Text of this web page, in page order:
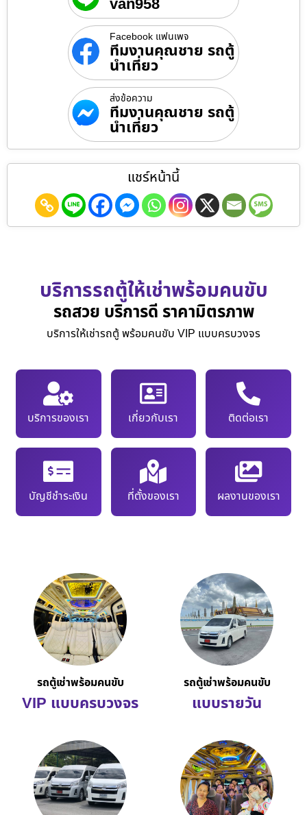
Facebook แฟนเพจ
ทีมงานคุณชาย รถตู้
นำเที่ยว
ส่งข้อความ
ทีมงานคุณชาย รถตู้
นำเที่ยว
แชร์หน้านี้
บริการรถตู้ให้เช่าพร้อมคนขับ
รถสวย บริการดี ราคามิตรภาพ
บริการให้เช่ารถตู้ พร้อมคนขับ VIP แบบครบวงจร
บริการของเรา เกี่ยวกับเรา ติดต่อเรา
บัญชีชำระเงิน ที่ตั้งของเรา ผลงานของเรา
รถตู้เช่าพร้อมคนขับ
VIP แบบครบวงจร
รถตู้เช่าพร้อมคนขับ
แบบรายวัน